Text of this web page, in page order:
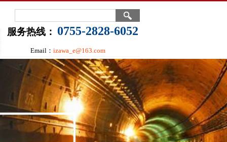
服务热线： 0755-2828-6052
Email： izawa_e@163.com